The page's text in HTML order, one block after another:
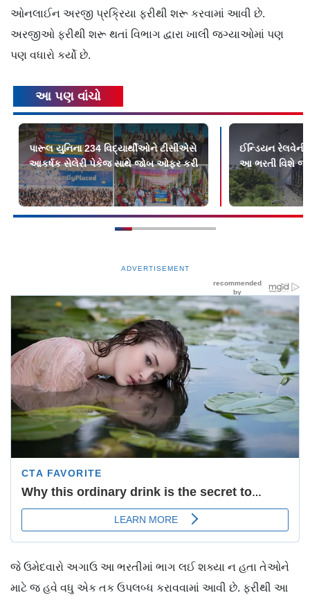
ઓનલાઈન અરજી પ્રક્રિયા ફરીથી શરૂ કરવામાં આવી છે.
અરજીઓ ફરીથી શરૂ થતાં વિભાગ દ્વારા ખાલી જગ્યાઓમાં પણ
પણ વધારો કર્યો છે.
આ પણ વાંચો
પારૂલ યુનિના 234 વિદ્યાર્થીઓને ટીસીએસે
આકર્ષક સેલેરી પેકેજ સાથે જોબ ઓફર કરી
ઈન્ડિયન રેલવેની
આ ભરતી વિશે
ADVERTISEMENT
જે ઉમેદવારો અગાઉ આ ભરતીમાં ભાગ લઈ શક્યા ન હતા તેઓને
માટે જ હવે વધુ એક તક ઉપલબ્ધ કરાવવામાં આવી છે. ફરીથી આ